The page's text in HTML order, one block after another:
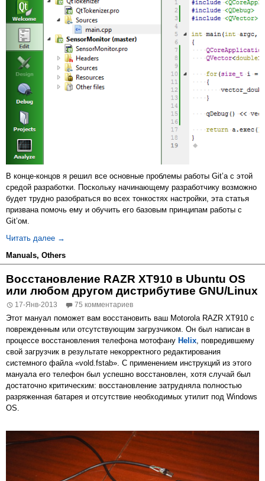
В конце-концов я решил все основные проблемы работы Git’а с этой
средой разработки. Поскольку начинающему разработчику возможно
будет трудно разобраться во всех тонкостях настройки, эта статья
призвана помочь ему и обучить его базовым принципам работы с
Git’ом.
Читать далее
Настройка Git’а и работа с удаленными репозиториями
→
Manuals, Others
Восстановление RAZR XT910 в Ubuntu OS
или любом другом дистрибутиве GNU/Linux
17-Янв-2013 75 комментариев
Этот мануал поможет вам восстановить ваш Motorola RAZR XT910 с
поврежденным или отсутствующим загрузчиком. Он был написан в
процессе восстановления телефона мотофану Helix , повредившему
свой загрузчик в результате некорректного редактирования
системного файла «vold.fstab». С применением инструкций из этого
мануала его телефон был успешно восстановлен, хотя случай был
достаточно критическим: восстановление затрудняла полностью
разряженная батарея и отсутствие необходимых утилит под Windows
OS.